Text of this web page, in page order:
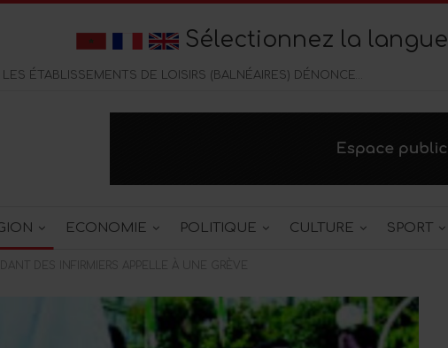
Sélectionnez la langue
ECONOMIE POLITIQUE CULTURE SPORT
DES INFIRMIERS APPELLE À UNE GRÈVE